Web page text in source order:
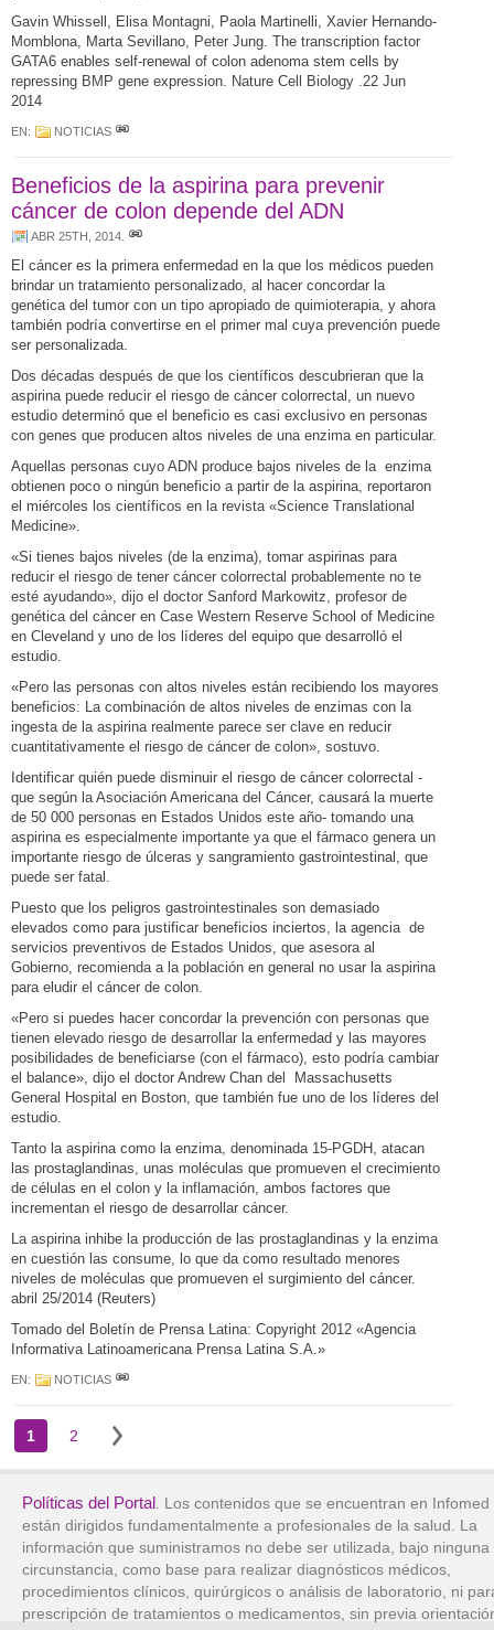
Gavin Whissell, Elisa Montagni, Paola Martinelli, Xavier Hernando-
Momblona, Marta Sevillano, Peter Jung. The transcription factor
GATA6 enables self-renewal of colon adenoma stem cells by
repressing BMP gene expression. Nature Cell Biology .22 Jun
2014
EN: NOTICIAS
Beneficios de la aspirina para prevenir
cáncer de colon depende del ADN
ABR 25TH, 2014
El cáncer es la primera enfermedad en la que los médicos pueden
brindar un tratamiento personalizado, al hacer concordar la
genética del tumor con un tipo apropiado de quimioterapia, y ahora
también podría convertirse en el primer mal cuya prevención puede
ser personalizada.
Dos décadas después de que los científicos descubrieran que la
aspirina puede reducir el riesgo de cáncer colorrectal, un nuevo
estudio determinó que el beneficio es casi exclusivo en personas
con genes que producen altos niveles de una enzima en particular.
Aquellas personas cuyo ADN produce bajos niveles de la enzima
obtienen poco o ningún beneficio a partir de la aspirina, reportaron
el miércoles los científicos en la revista «Science Translational
Medicine».
«Si tienes bajos niveles (de la enzima), tomar aspirinas para
reducir el riesgo de tener cáncer colorrectal probablemente no te
esté ayudando», dijo el doctor Sanford Markowitz, profesor de
genética del cáncer en Case Western Reserve School of Medicine
en Cleveland y uno de los líderes del equipo que desarrolló el
estudio.
«Pero las personas con altos niveles están recibiendo los mayores
beneficios: La combinación de altos niveles de enzimas con la
ingesta de la aspirina realmente parece ser clave en reducir
cuantitativamente el riesgo de cáncer de colon», sostuvo.
Identificar quién puede disminuir el riesgo de cáncer colorrectal -
que según la Asociación Americana del Cáncer, causará la muerte
de 50 000 personas en Estados Unidos este año- tomando una
aspirina es especialmente importante ya que el fármaco genera un
importante riesgo de úlceras y sangramiento gastrointestinal, que
puede ser fatal.
Puesto que los peligros gastrointestinales son demasiado
elevados como para justificar beneficios inciertos, la agencia de
servicios preventivos de Estados Unidos, que asesora al
Gobierno, recomienda a la población en general no usar la aspirina
para eludir el cáncer de colon.
«Pero si puedes hacer concordar la prevención con personas que
tienen elevado riesgo de desarrollar la enfermedad y las mayores
posibilidades de beneficiarse (con el fármaco), esto podría cambiar
el balance», dijo el doctor Andrew Chan del Massachusetts
General Hospital en Boston, que también fue uno de los líderes del
estudio.
Tanto la aspirina como la enzima, denominada 15-PGDH, atacan
las prostaglandinas, unas moléculas que promueven el crecimiento
de células en el colon y la inflamación, ambos factores que
incrementan el riesgo de desarrollar cáncer.
La aspirina inhibe la producción de las prostaglandinas y la enzima
en cuestión las consume, lo que da como resultado menores
niveles de moléculas que promueven el surgimiento del cáncer.
abril 25/2014 (Reuters)
Tomado del Boletín de Prensa Latina: Copyright 2012 «Agencia
Informativa Latinoamericana Prensa Latina S.A.»
EN: NOTICIAS
1 2
Políticas del Portal. Los contenidos que se encuentran en Infomed
están dirigidos fundamentalmente a profesionales de la salud. La
información que suministramos no debe ser utilizada, bajo ninguna
circunstancia, como base para realizar diagnósticos médicos,
procedimientos clínicos, quirúrgicos o análisis de laboratorio, ni
prescripción de tratamientos o medicamentos, sin previa